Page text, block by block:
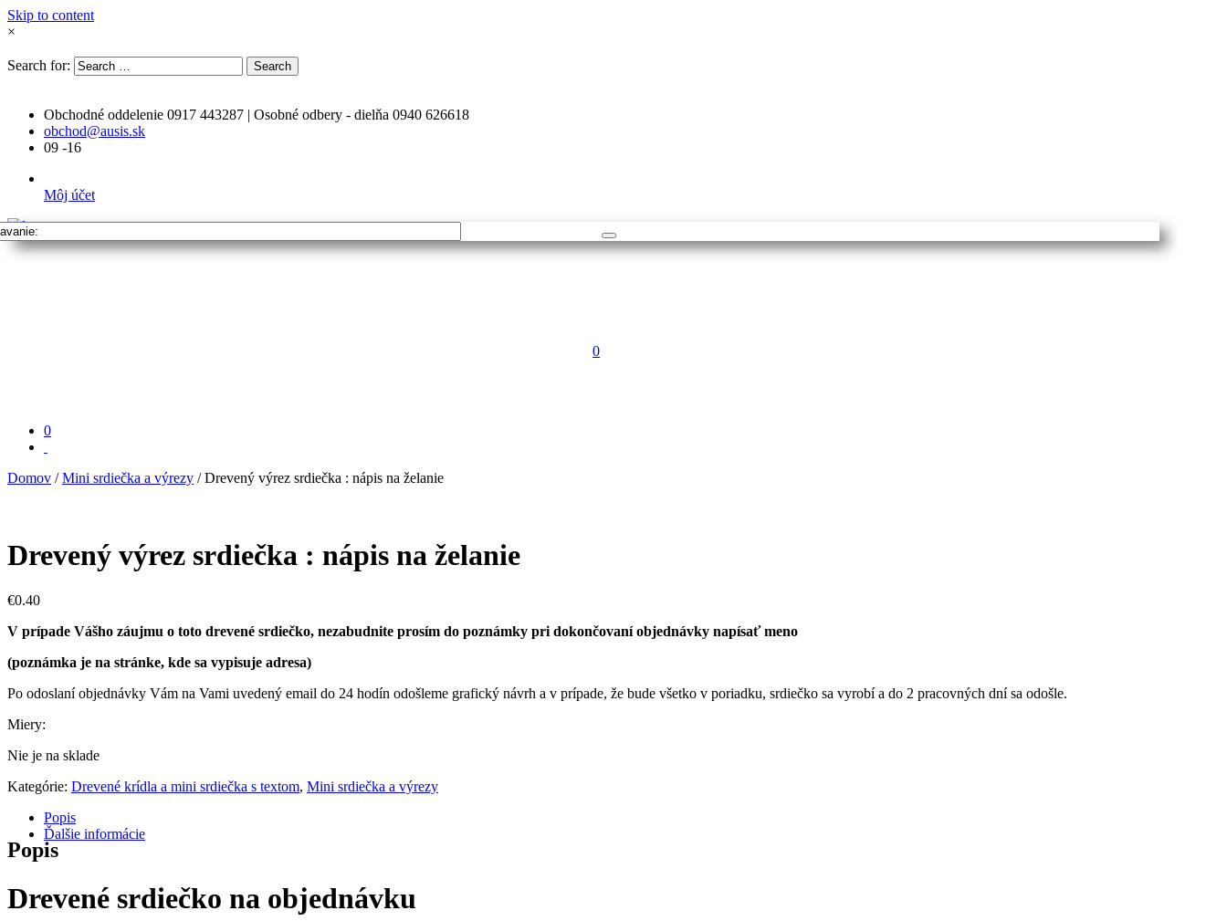
Skip to content
×
Search for: Search
Obchodné oddelenie 0917 443287 | Osobné odbery - dielňa 0940 626618
obchod@ausis.sk
09 -16
Môj účet
Vyhľadavanie:
0
0
Domov /Mini srdiečka a výrezy / Drevený výrez srdiečka : nápis na želanie
Drevený výrez srdiečka : nápis na želanie
€0.40
V prípade Vášho záujmu o toto drevené srdiečko, nezabudnite prosím do poznámky pri dokončovaní objednávky napísať meno
(poznámka je na stránke, kde sa vypisuje adresa)
Po odoslaní objednávky Vám na Vami uvedený email do 24 hodín odošleme grafický návrh a v prípade, že bude všetko v poriadku, srdiečko sa vyrobí a do 2 pracovných dní sa odošle.
Miery:
Nie je na sklade
Kategórie: Drevené krídla a mini srdiečka s textom, Mini srdiečka a výrezy
Popis
Ďalšie informácie
Popis
Drevené srdiečko na objednávku